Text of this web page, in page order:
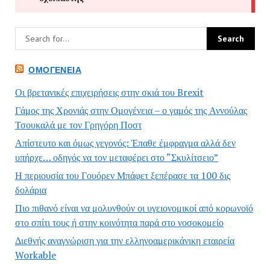
ΟΜΟΓΈΝΕΙΑ
Οι βρετανικές επιχειρήσεις στην σκιά του Brexit
Γάμος της Χρονιάς στην Ομογένεια – ο γαμός της Αννούλας
Τσουκαλά με τον Γρηγόρη Ποστ
Απίστευτο και όμως γεγονός: Έπαθε έμφραγμα αλλά δεν
υπήρχε… οδηγός να τον μεταφέρει στο “Σκυλίτσειο”
Η περιουσία του Γουόρεν Μπάφετ ξεπέρασε τα 100 δις
δολάρια
Πιο πιθανό είναι να μολυνθούν οι υγειονομικοί από κορωνοϊό
στο σπίτι τους ή στην κοινότητα παρά στο νοσοκομείο
Διεθνής αναγνώριση για την ελληνοαμερικάνικη εταιρεία
Workable